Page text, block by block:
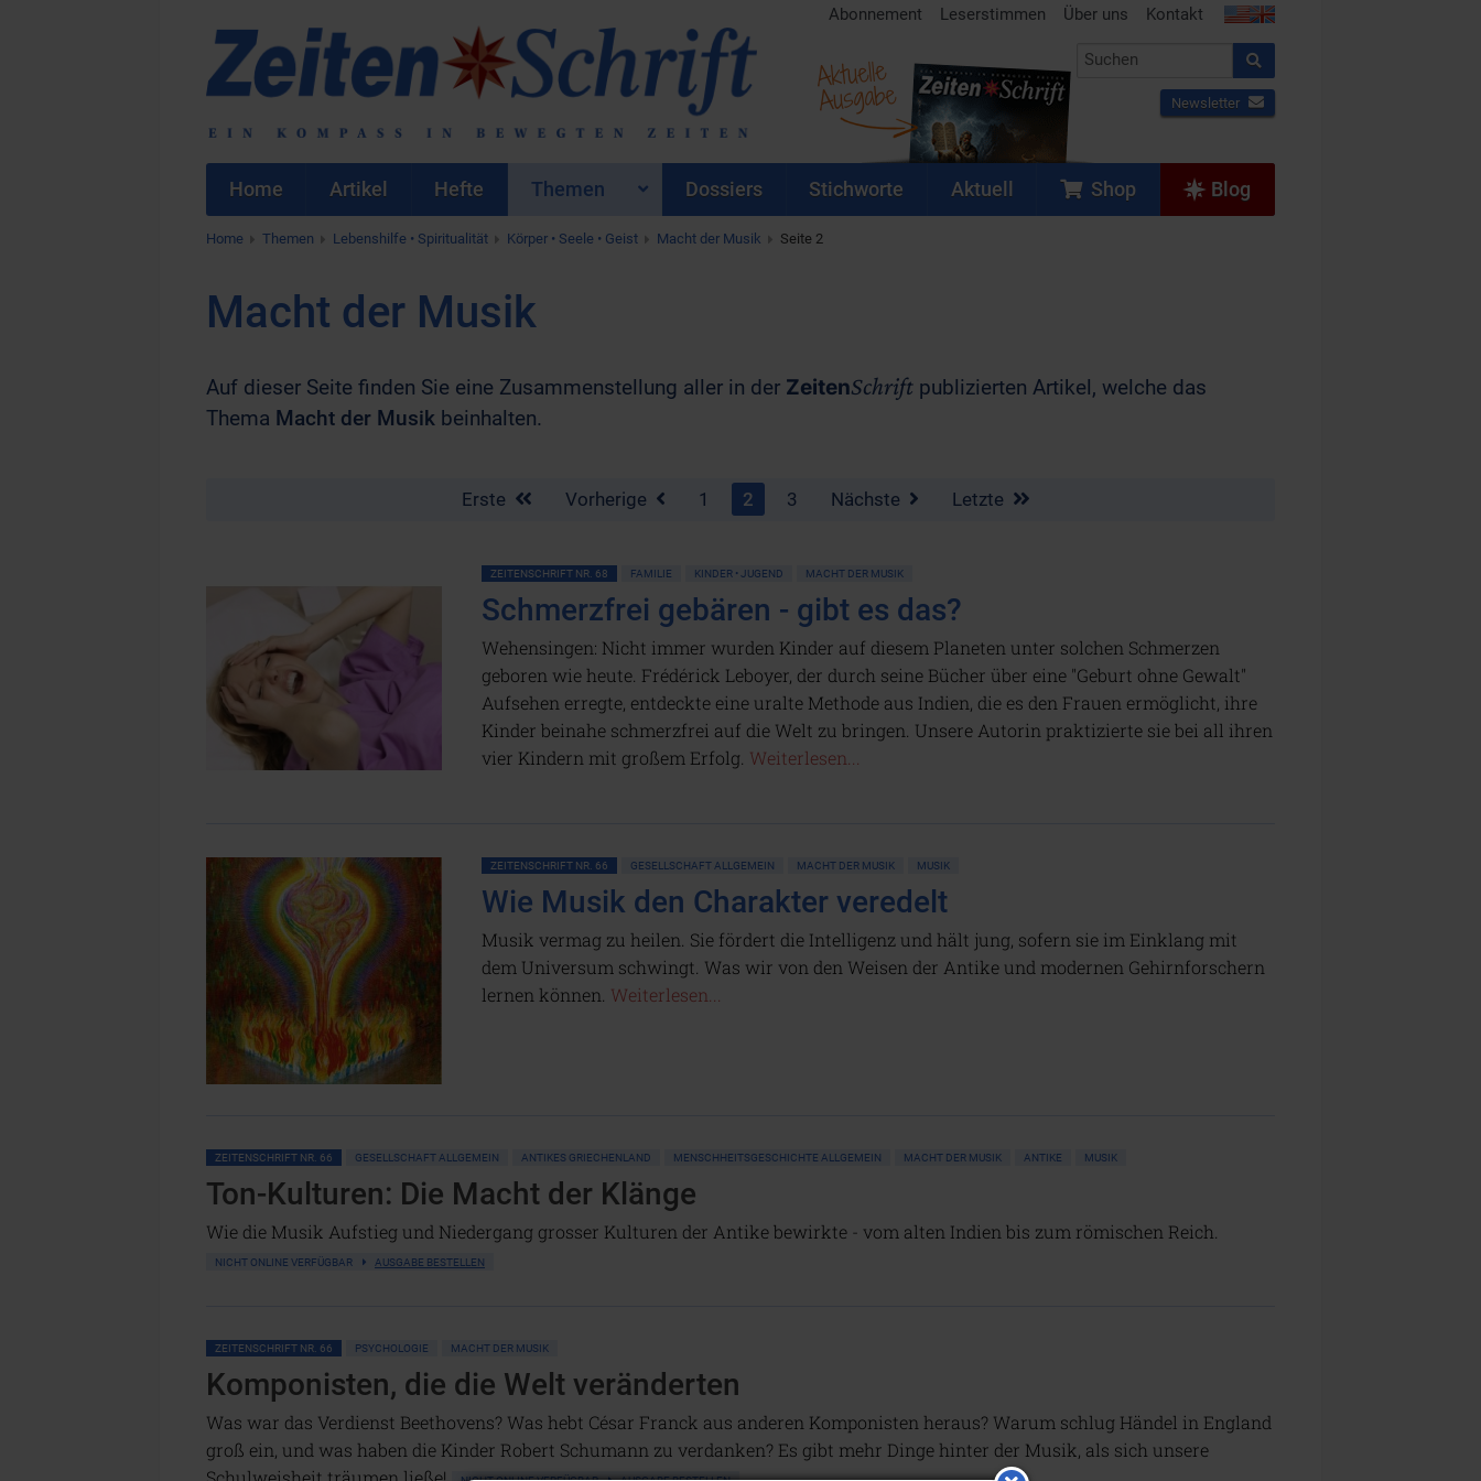
Abonnement Leserstimmen Über uns Kontakt
Newsletter
Aktuelle
Ausgabe
Home Artikel Hefte Themen Dossiers Stichworte Aktuell Shop Blog
Home Themen Lebenshilfe • Spiritualität Körper • Seele • Geist Macht der Musik Seite 2
Macht der Musik
Auf dieser Seite finden Sie eine Zusammenstellung aller in der ZeitenSchrift publizierten Artikel, welche das
Thema Macht der Musik beinhalten.
Erste Vorherige 1 2 3 Nächste Letzte
ZEITENSCHRIFT NR. 68 FAMILIE KINDER • JUGEND MACHT DER MUSIK
Schmerzfrei gebären - gibt es das?
Wehensingen: Nicht immer wurden Kinder auf diesem Planeten unter solchen Schmerzen
geboren wie heute. Frédérick Leboyer, der durch seine Bücher über eine "Geburt ohne Gewalt"
Aufsehen erregte, entdeckte eine uralte Methode aus Indien, die es den Frauen ermöglicht, ihre
Kinder beinahe schmerzfrei auf die Welt zu bringen. Unsere Autorin praktizierte sie bei all ihren
vier Kindern mit großem Erfolg. Weiterlesen...
ZEITENSCHRIFT NR. 66 GESELLSCHAFT ALLGEMEIN MACHT DER MUSIK MUSIK
Wie Musik den Charakter veredelt
Musik vermag zu heilen. Sie fördert die Intelligenz und hält jung, sofern sie im Einklang mit
dem Universum schwingt. Was wir von den Weisen der Antike und modernen Gehirnforschern
lernen können. Weiterlesen...
ZEITENSCHRIFT NR. 66 GESELLSCHAFT ALLGEMEIN ANTIKES GRIECHENLAND MENSCHHEITSGESCHICHTE ALLGEMEIN MACHT DER MUSIK ANTIKE MUSIK
Ton-Kulturen: Die Macht der Klänge
Wie die Musik Aufstieg und Niedergang grosser Kulturen der Antike bewirkte - vom alten Indien bis zum römischen Reich.
NICHT ONLINE VERFÜGBAR AUSGABE BESTELLEN
ZEITENSCHRIFT NR. 66 PSYCHOLOGIE MACHT DER MUSIK
Komponisten, die die Welt veränderten
Was war das Verdienst Beethovens? Was hebt César Franck aus anderen Komponisten heraus? Warum schlug Händel in England
groß ein, und was haben die Kinder Robert Schumann zu verdanken? Es gibt mehr Dinge hinter der Musik, als sich unsere